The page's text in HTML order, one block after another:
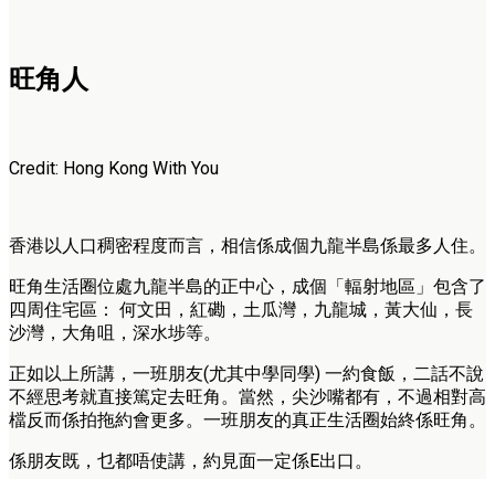
旺角人
Credit: Hong Kong With You
香港以人口稠密程度而言，相信係成個九龍半島係最多人住。
旺角生活圈位處九龍半島的正中心，成個「輻射地區」包含了
四周住宅區： 何文田，紅磡，土瓜灣，九龍城，黃大仙，長
沙灣，大角咀，深水埗等。
正如以上所講，一班朋友(尤其中學同學) 一約食飯，二話不說
不經思考就直接篤定去旺角。當然，尖沙嘴都有，不過相對高
檔反而係拍拖約會更多。一班朋友的真正生活圈始終係旺角。
係朋友既，乜都唔使講，約見面一定係E出口。